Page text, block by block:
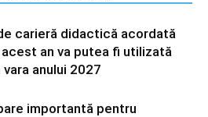
carieră didactică acordată
an va putea fi utilizată
vara anului 2027
importantă pentru